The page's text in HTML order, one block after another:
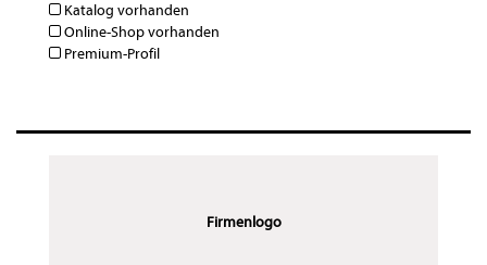
Katalog vorhanden
Online-Shop vorhanden
Premium-Profil
Firmenlogo